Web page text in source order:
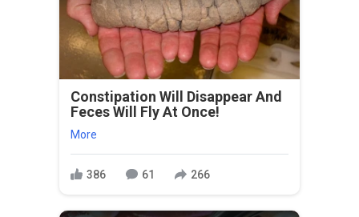
Constipation Will Disappear And
Feces Will Fly At Once!
More
386 61 266